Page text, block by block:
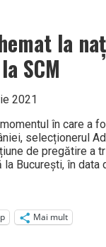
la
SCM
2021
în care a
selecționerul
de pregătire a
București, în
Mai mult